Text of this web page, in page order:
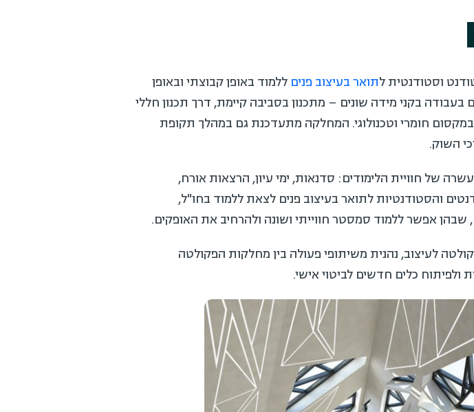
וסטודנטית לתואר בעיצוב פנים ללמוד באופן קבוצתי ובאופן
בעבודה בקני מידה שונים – מתכנון בסביבה קיימת, דרך תכנון חללי
חומרי וטכנולוגי. המחלקה מתעדכנת גם במהלך תקופת
השוק.
של חוויית הלימודים: סדנאות, ימי עיון, הרצאות אורח,
והסטודנטיות לתואר בעיצוב פנים לצאת ללמוד בחו"ל,
שבהן אפשר ללמוד סמסטר חווייתי ושונה ולהרחיב את האופקים.
לעיצוב, נהנית משיתופי פעולה בין מחלקות הפקולטה
ולפיתוח כלים חדשים לביטוי אישי.